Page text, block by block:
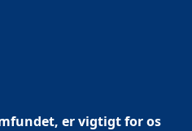
er vigtigt for os